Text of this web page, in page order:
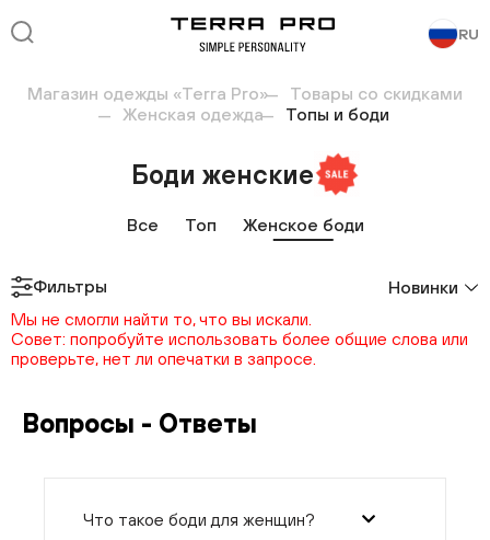
RU
Магазин одежды «Terra Pro»
Товары со скидками
Женская одежда
Топы и боди
Боди женские
Все Топ Женское боди
Фильтры
Новинки
Мы не смогли найти то, что вы искали.
Совет: попробуйте использовать более общие слова или
проверьте, нет ли опечатки в запросе.
Вопросы - Ответы
Что такое боди для женщин?